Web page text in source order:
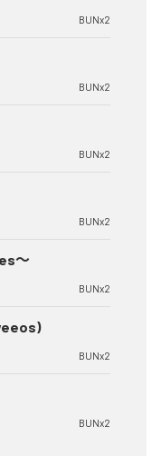
BUNx2
BUNx2
BUNx2
BUNx2
〜
BUNx2
BUNx2
BUNx2